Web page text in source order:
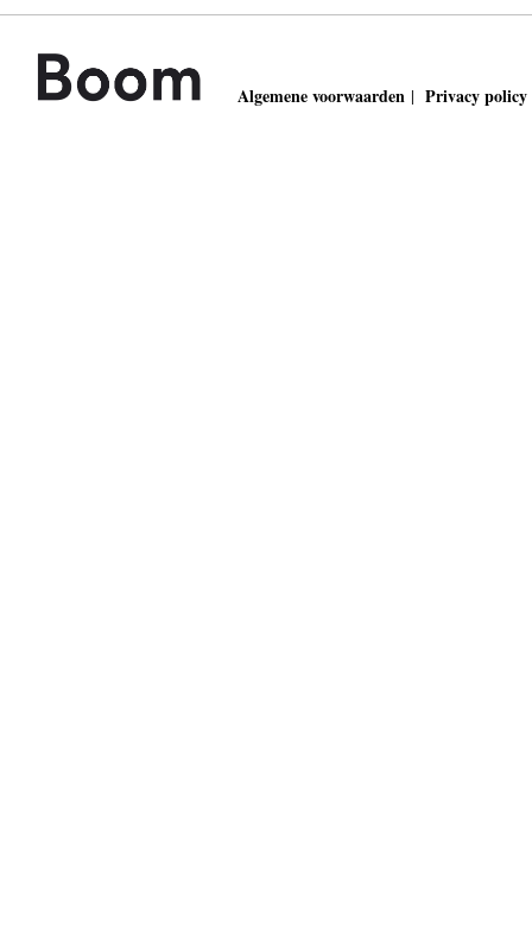
Algemene voorwaarden | Privacy policy